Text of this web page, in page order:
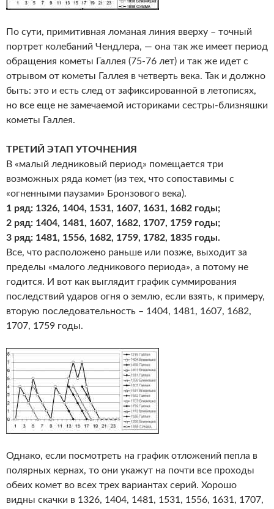
По сути, примитивная ломаная линия вверху – точный
портрет колебаний Чендлера, — она так же имеет период
обращения кометы Галлея (75-76 лет) и так же идет с
отрывом от кометы Галлея в четверть века. Так и должно
быть: это и есть след от зафиксированной в летописях,
но все еще не замечаемой историками сестры-близняшки
кометы Галлея.
ТРЕТИЙ ЭТАП УТОЧНЕНИЯ
В «малый ледниковый период» помещается три
возможных ряда комет (из тех, что сопоставимы с
«огненными паузами» Бронзового века).
1 ряд: 1326, 1404, 1531, 1607, 1631, 1682 годы;
2 ряд: 1404, 1481, 1607, 1682, 1707, 1759 годы;
3 ряд: 1481, 1556, 1682, 1759, 1782, 1835 годы.
Все, что расположено раньше или позже, выходит за
пределы «малого ледникового периода», а потому не
годится. И вот как выглядит график суммирования
последствий ударов огня о землю, если взять, к примеру,
вторую последовательность – 1404, 1481, 1607, 1682,
1707, 1759 годы.
Однако, если посмотреть на график отложений пепла в
полярных кернах, то они укажут на почти все проходы
обеих комет во всех трех вариантах серий. Хорошо
видны скачки в 1326, 1404, 1481, 1531, 1556, 1631, 1707,